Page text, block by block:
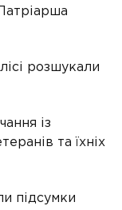
розшукали
із
та їхніх
підсумки